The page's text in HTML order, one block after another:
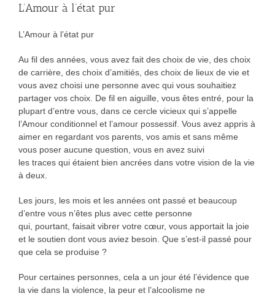
L’Amour à l’état pur
L’Amour à l’état pur
Au fil des années, vous avez fait des choix de vie, des choix
de carrière, des choix d’amitiés, des choix de lieux de vie et
vous avez choisi une personne avec qui vous souhaitiez
partager vos choix. De fil en aiguille, vous êtes entré, pour la
plupart d’entre vous, dans ce cercle vicieux qui s’appelle
l’Amour conditionnel et l’amour possessif. Vous avez appris à
aimer en regardant vos parents, vos amis et sans même
vous poser aucune question, vous en avez suivi
les traces qui étaient bien ancrées dans votre vision de la vie
à deux.
Les jours, les mois et les années ont passé et beaucoup
d’entre vous n’êtes plus avec cette personne
qui, pourtant, faisait vibrer votre cœur, vous apportait la joie
et le soutien dont vous aviez besoin. Que s’est-il passé pour
que cela se produise ?
Pour certaines personnes, cela a un jour été l’évidence que
la vie dans la violence, la peur et l’alcoolisme ne